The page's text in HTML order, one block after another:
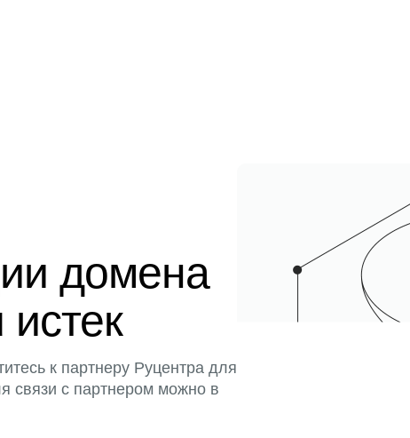
домена
к партнеру Руцентра для
связи с партнером можно в